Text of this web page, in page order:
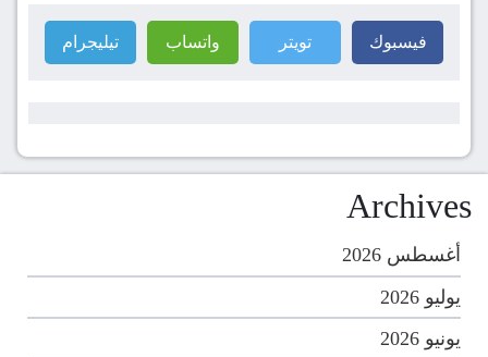
فيسبوك تويتر واتساب تيليجرام
Archives
أغسطس 2026
يوليو 2026
يونيو 2026